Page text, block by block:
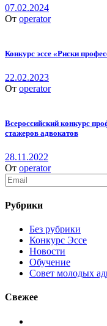
07.02.2024
От operator
Конкурс эссе «Риски
22.02.2023
От operator
Всероссийский конкурс
стажеров адвокатов
28.11.2022
От operator
Рубрики
Без рубрики
Конкурс Эссе
Новости
Обучение
Совет молодых
Свежее